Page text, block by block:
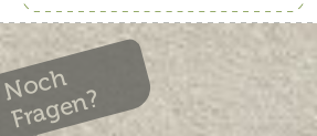
Noch
Fragen?